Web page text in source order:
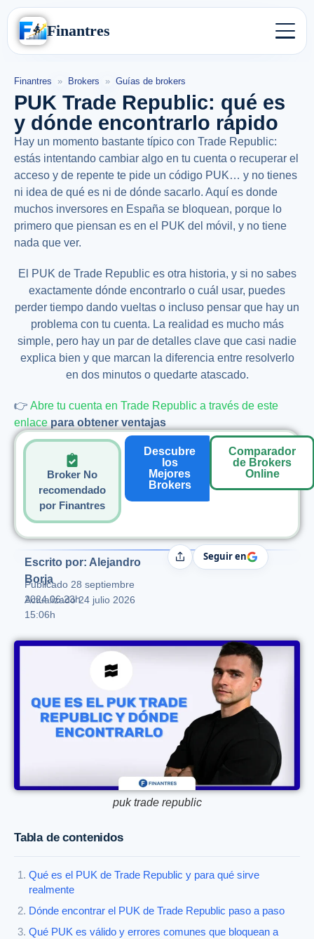
Finantres
Finantres » Brokers » Guías de brokers
PUK Trade Republic: qué es
y dónde encontrarlo rápido
Hay un momento bastante típico con Trade Republic:
estás intentando cambiar algo en tu cuenta o recuperar el
acceso y de repente te pide un código PUK… y no tienes
ni idea de qué es ni de dónde sacarlo. Aquí es donde
muchos inversores en España se bloquean, porque lo
primero que piensan es en el PUK del móvil, y no tiene
nada que ver.
El PUK de Trade Republic es otra historia, y si no sabes
exactamente dónde encontrarlo o cuál usar, puedes
perder tiempo dando vueltas o incluso pensar que hay un
problema con tu cuenta. La realidad es mucho más
simple, pero hay un par de detalles clave que casi nadie
explica bien y que marcan la diferencia entre resolverlo
en dos minutos o quedarte atascado.
👉 Abre tu cuenta en Trade Republic a través de este
enlace para obtener ventajas
Broker No
recomendado
por Finantres
Descubre
los
Mejores
Brokers
Comparador
de Brokers
Online
Escrito por: Alejandro
Borja
Publicado 28 septiembre
2024 06:23h
Actualizado 24 julio 2026
15:06h
CompartirSeguir en
puk trade republic
Tabla de contenidos
Qué es el PUK de Trade Republic y para qué sirve
realmente
Dónde encontrar el PUK de Trade Republic paso a paso
Qué PUK es válido y errores comunes que bloquean a